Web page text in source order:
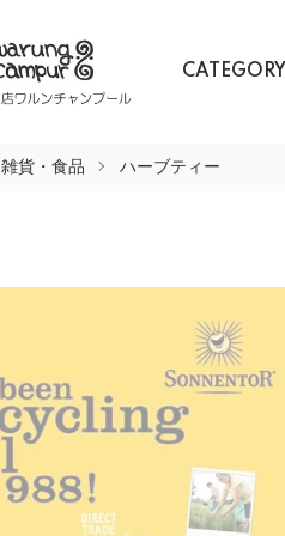
CATEGORY
雑貨・食品 ハーブティー